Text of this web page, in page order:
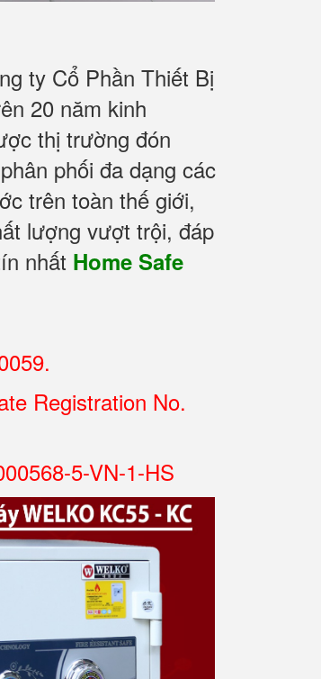
ty Cổ Phần Thiết Bị
20 năm kinh
thị trường đón
phối đa dạng các
trên toàn thế giới,
lượng vượt trội, đáp
nhất Home Safe
Registration No.
5-VN-1-HS